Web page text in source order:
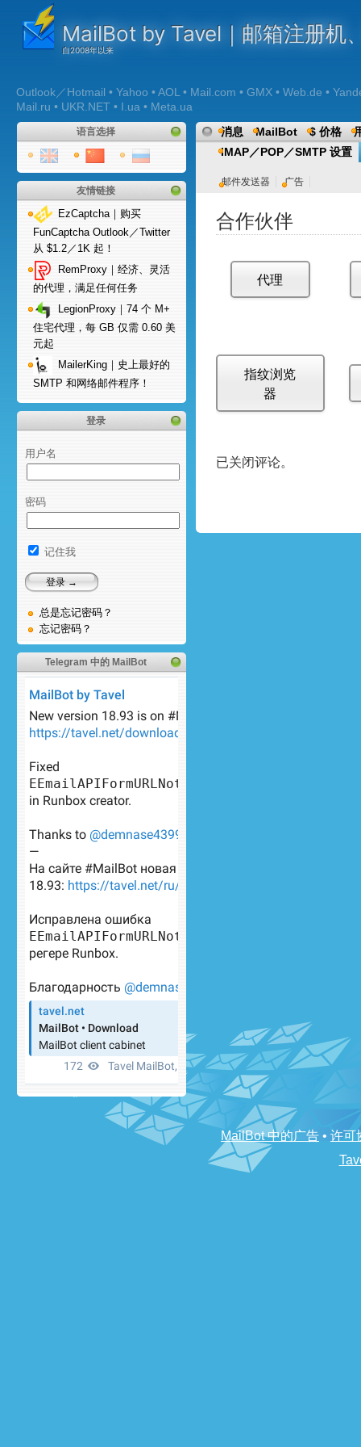
MailBot by Tavel｜邮箱注册机
Outlook／Hotmail • Yahoo • AOL • Mail.com • GMX • Web.de •
Mail.ru • UKR.NET • I.ua • Meta.ua
语言选择
友情链接
EzCaptcha｜购买
FunCaptcha Outlook／Twitter
从 $1.2／1K 起！
RemProxy｜经济、灵活
的代理，满足任何任务
LegionProxy｜74 个 M+
住宅代理，每 GB 仅需 0.60 美
元起
MailerKing｜史上最好的
SMTP 和网络邮件程序！
登录
用户名
密码
记住我
总是忘记密码？
忘记密码？
Telegram 中的 MailBot
消息 MailBot $ 价格
IMAP／POP／SMTP 设置
邮件发送器 广告
合作伙伴
代理
指纹浏览
器
已关闭评论。
MailBot 中的广告 • 许可